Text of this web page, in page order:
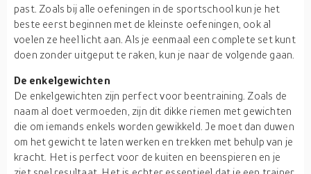
past. Zoals bij alle oefeningen in de sportschool kun je het
beste eerst beginnen met de kleinste oefeningen, ook al
voelen ze heel licht aan. Als je eenmaal een complete set kunt
doen zonder uitgeput te raken, kun je naar de volgende gaan.
De enkelgewichten
De enkelgewichten zijn perfect voor beentraining. Zoals de
naam al doet vermoeden, zijn dit dikke riemen met gewichten
die om iemands enkels worden gewikkeld. Je moet dan duwen
om het gewicht te laten werken en trekken met behulp van je
kracht. Het is perfect voor de kuiten en beenspieren en je